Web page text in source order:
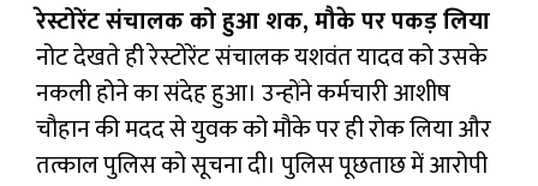
रेस्टोरेंट संचालक को हुआ शक, मौके पर पकड़ लिया
नोट देखते ही रेस्टोरेंट संचालक यशवंत यादव को उसके
नकली होने का संदेह हुआ। उन्होंने कर्मचारी आशीष
चौहान की मदद से युवक को मौके पर ही रोक लिया और
तत्काल पुलिस को सूचना दी। पुलिस पूछताछ में आरोपी